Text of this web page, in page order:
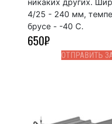
4/25 - 240 мм,
брусе - -40 С.
650₽
ОТПРАВИТЬ